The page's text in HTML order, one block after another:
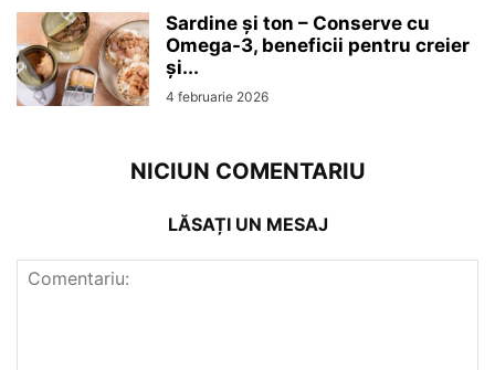
Sardine și ton – Conserve cu
Omega-3, beneficii pentru creier
și...
4 februarie 2026
NICIUN COMENTARIU
LĂSAȚI UN MESAJ